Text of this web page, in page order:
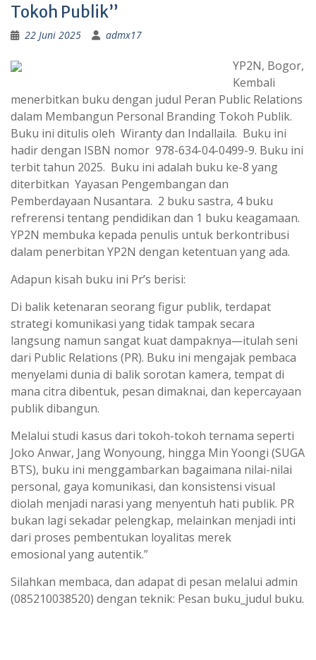
Tokoh Publik”
22 Juni 2025 admx17
YP2N, Bogor,
Kembali
menerbitkan buku dengan judul Peran Public Relations
dalam Membangun Personal Branding Tokoh Publik.
Buku ini ditulis oleh Wiranty dan Indallaila. Buku ini
hadir dengan ISBN nomor 978-634-04-0499-9. Buku ini
terbit tahun 2025. Buku ini adalah buku ke-8 yang
diterbitkan Yayasan Pengembangan dan
Pemberdayaan Nusantara. 2 buku sastra, 4 buku
refrerensi tentang pendidikan dan 1 buku keagamaan.
YP2N membuka kepada penulis untuk berkontribusi
dalam penerbitan YP2N dengan ketentuan yang ada.
Adapun kisah buku ini Pr’s berisi:
Di balik ketenaran seorang figur publik, terdapat
strategi komunikasi yang tidak tampak secara
langsung namun sangat kuat dampaknya—itulah seni
dari Public Relations (PR). Buku ini mengajak pembaca
menyelami dunia di balik sorotan kamera, tempat di
mana citra dibentuk, pesan dimaknai, dan kepercayaan
publik dibangun.
Melalui studi kasus dari tokoh-tokoh ternama seperti
Joko Anwar, Jang Wonyoung, hingga Min Yoongi (SUGA
BTS), buku ini menggambarkan bagaimana nilai-nilai
personal, gaya komunikasi, dan konsistensi visual
diolah menjadi narasi yang menyentuh hati publik. PR
bukan lagi sekadar pelengkap, melainkan menjadi inti
dari proses pembentukan loyalitas merek
emosional yang autentik.”
Silahkan membaca, dan adapat di pesan melalui admin
(085210038520) dengan teknik: Pesan buku_judul buku.